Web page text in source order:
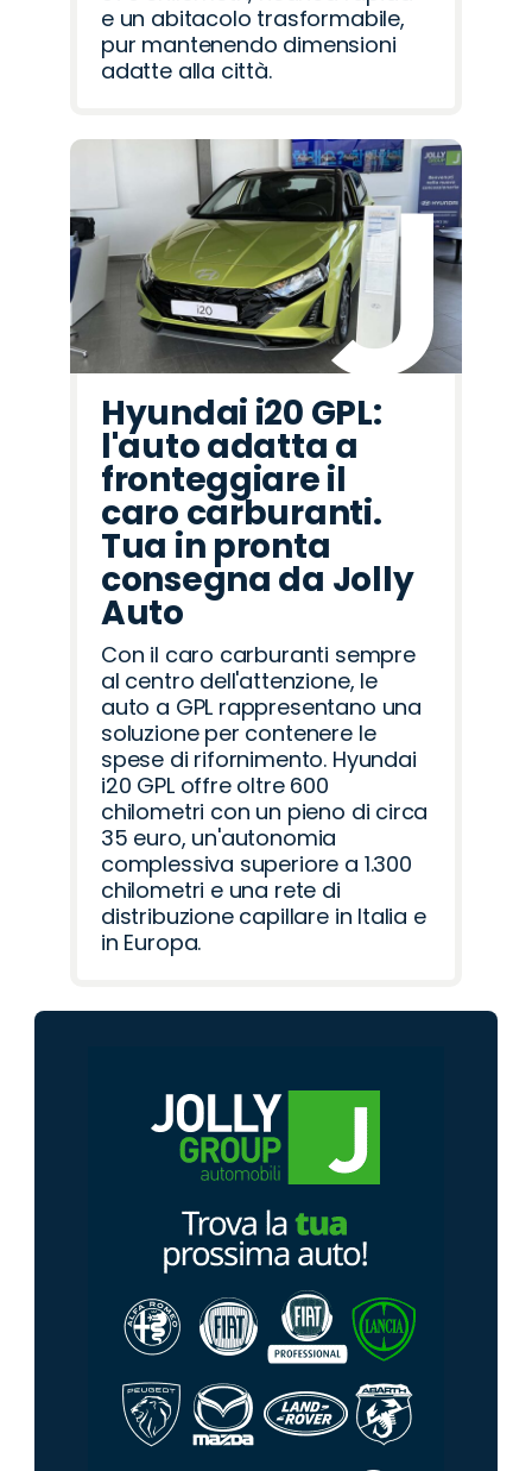
e un abitacolo trasformabile,
pur mantenendo dimensioni
adatte alla città.
Hyundai i20 GPL:
l'auto adatta a
fronteggiare il
caro carburanti.
Tua in pronta
consegna da Jolly
Auto
Con il caro carburanti sempre
al centro dell'attenzione, le
auto a GPL rappresentano una
soluzione per contenere le
spese di rifornimento. Hyundai
i20 GPL offre oltre 600
chilometri con un pieno di circa
35 euro, un'autonomia
complessiva superiore a 1.300
chilometri e una rete di
distribuzione capillare in Italia e
in Europa.